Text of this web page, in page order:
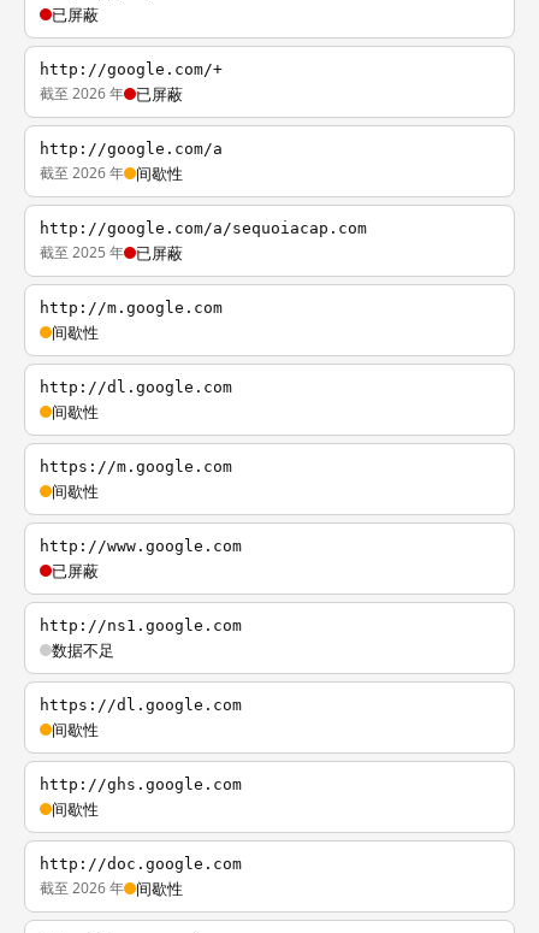
已屏蔽
http://google.com/+
截至 2026 年 已屏蔽
http://google.com/a
截至 2026 年 间歇性
http://google.com/a/sequoiacap.com
截至 2025 年 已屏蔽
http://m.google.com
间歇性
http://dl.google.com
间歇性
https://m.google.com
间歇性
http://www.google.com
已屏蔽
http://ns1.google.com
数据不足
https://dl.google.com
间歇性
http://ghs.google.com
间歇性
http://doc.google.com
截至 2026 年 间歇性